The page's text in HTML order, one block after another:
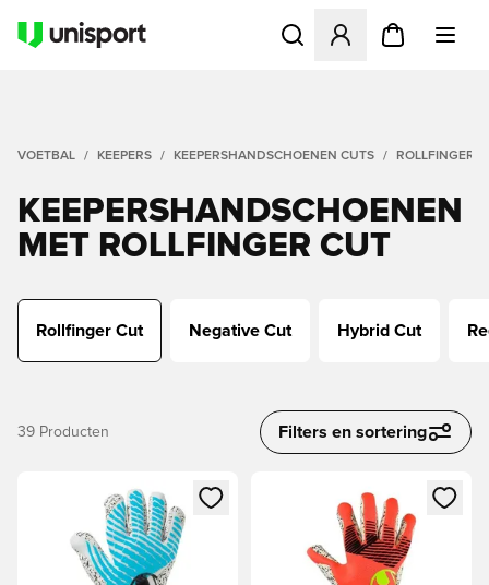
Opent een venster om in
VOETBAL KEEPERS KEEPERSHANDSCHOENEN CUTS ROLLFINGER
KEEPERSHANDSCHOENEN
MET ROLLFINGER CUT
Rollfinger Cut Negative Cut Hybrid Cut
39 Producten Filters en sortering
Opent een venster om in te loggen of je aan te melden als
Opent een venster om in te